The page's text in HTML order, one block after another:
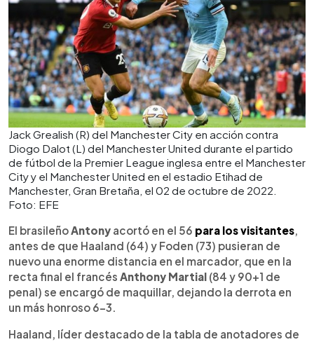
Jack Grealish (R) del Manchester City en acción contra
Diogo Dalot (L) del Manchester United durante el partido
de fútbol de la Premier League inglesa entre el Manchester
City y el Manchester United en el estadio Etihad de
Manchester, Gran Bretaña, el 02 de octubre de 2022.
Foto: EFE
El brasileñoAntony acortó en el 56 para los visitantes,
antes de que Haaland (64) y Foden (73) pusieran de
nuevo una enorme distancia en el marcador, que en la
recta final el francés Anthony Martial (84 y 90+1 de
penal) se encargó de maquillar, dejando la derrota en
un más honroso 6-3.
Haaland, líder destacado de la tabla de anotadores de